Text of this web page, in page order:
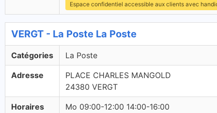
Espace confidentiel accessible aux clients avec
VERGT - La Poste La Poste
Catégories La Poste
Adresse
PLACE CHARLES MANGOLD
24380 VERGT
Horaires
Mo 09:00-12:00 14:00-16:00